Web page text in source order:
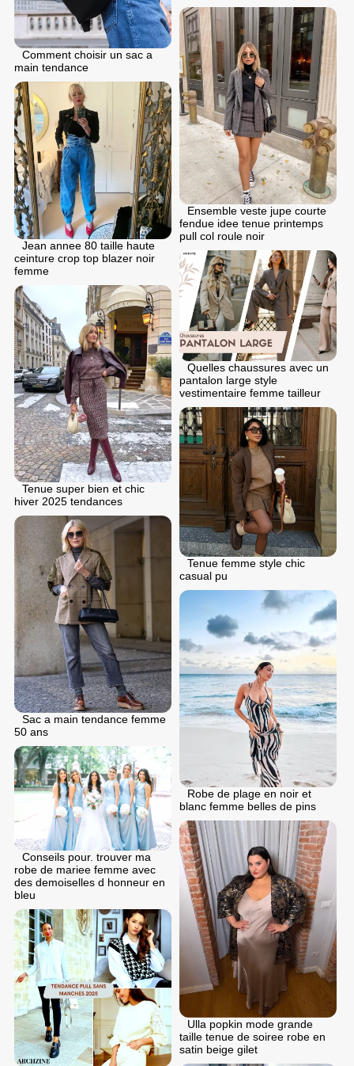
Comment choisir un sac a
main tendance
Ensemble veste jupe courte
fendue idee tenue printemps
pull col roule noir
Jean annee 80 taille haute
ceinture crop top blazer noir
femme
Quelles chaussures avec un
pantalon large style
vestimentaire femme tailleur
Tenue super bien et chic
hiver 2025 tendances
Tenue femme style chic
casual pu
Sac a main tendance femme
50 ans
Robe de plage en noir et
blanc femme belles de pins
Conseils pour. trouver ma
robe de mariee femme avec
des demoiselles d honneur en
bleu
Ulla popkin mode grande
taille tenue de soiree robe en
satin beige gilet